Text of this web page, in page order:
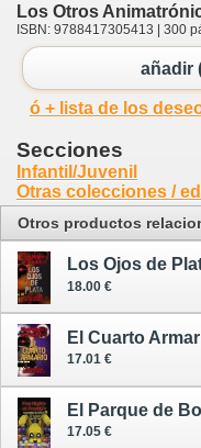
Los Otros
ISBN: 9788417305413 | 300
añadir
ó + lista de los
Secciones
Infantil/Juvenil
Otras colecciones /
Otros productos
Los Ojos de
18.00 €
El Cuarto
17.01 €
17.05 €